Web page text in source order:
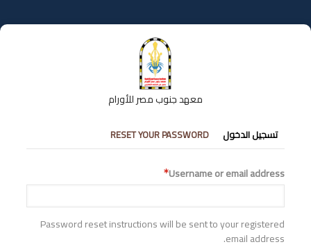
إلى
المحتوى
معهد جنوب مصر للأورام
التبويبات
الأساسية
تسجيل الدخول RESET YOUR PASSWORD
Username or email address
Password reset instructions will be sent to your registered
email address.